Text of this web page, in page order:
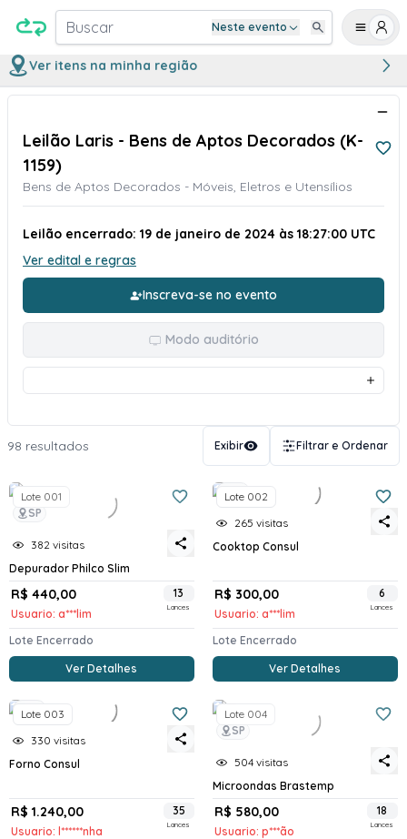
Buscar Neste evento
Ver itens na minha região
Leilão Laris - Bens de Aptos Decorados (K-
1159)
Bens de Aptos Decorados - Móveis, Eletros e Utensílios
Leilão encerrado: 19 de janeiro de 2024 às 18:27:00 UTC
Ver edital e regras
Inscreva-se no evento
Modo auditório
98 resultados Exibir Filtrar e Ordenar
SP
Lote 001
382 visitas
Depurador Philco Slim
R$ 440,00
Usuario: a***lim
13
Lances
Lote Encerrado
Ver Detalhes
SP
Lote 002
265 visitas
Cooktop Consul
R$ 300,00
Usuario: a***lim
6
Lances
Lote Encerrado
Ver Detalhes
SP
Lote 003
330 visitas
Forno Consul
R$ 1.240,00
Usuario: l******nha
35
Lances
SP
Lote 004
504 visitas
Microondas Brastemp
R$ 580,00
Usuario: p***ão
18
Lances